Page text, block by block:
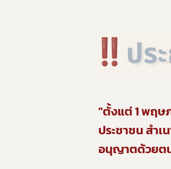
"ตั้งแต่ 1 พฤษ
ประชาชน สำ
อนุญาตด้วยต